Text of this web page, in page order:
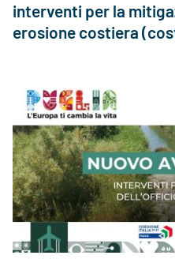
interventi per la
erosione costiera